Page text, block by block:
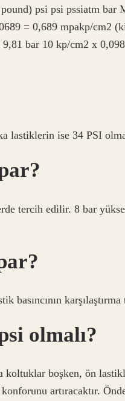
psi psi pssiatm
= 0,689 mpakp/cm2
bar 10 kp/cm2 x
lastiklerin ise 34 PSI
tercih edilir. 8 bar
basıncının karşılaştırma
olmalı?
boşken, ön
artıracaktır.